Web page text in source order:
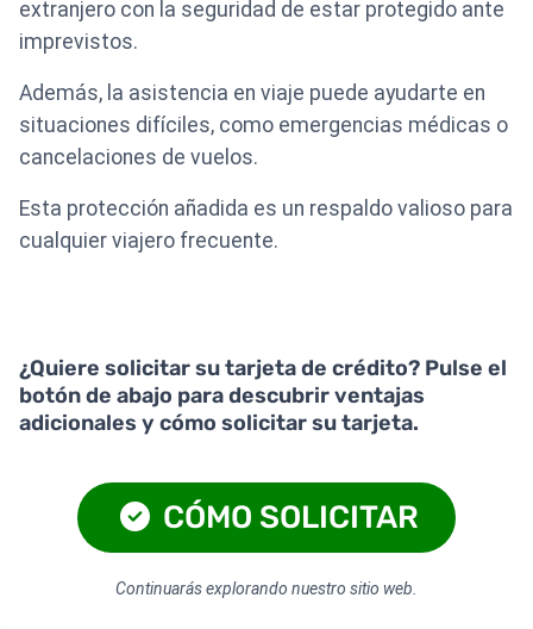
extranjero con la seguridad de estar protegido ante
imprevistos.
Además, la asistencia en viaje puede ayudarte en
situaciones difíciles, como emergencias médicas o
cancelaciones de vuelos.
Esta protección añadida es un respaldo valioso para
cualquier viajero frecuente.
¿Quiere solicitar su tarjeta de crédito? Pulse el
botón de abajo para descubrir ventajas
adicionales y cómo solicitar su tarjeta.
CÓMO SOLICITAR
Continuarás explorando nuestro sitio web.